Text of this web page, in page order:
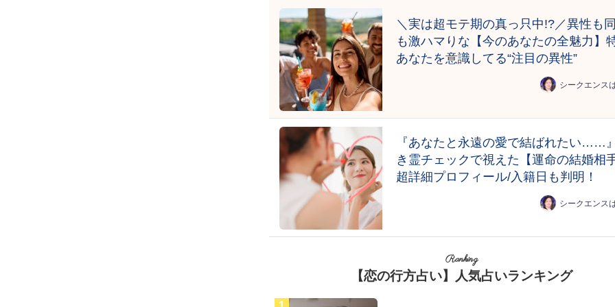
＼実は超モテ期の真っ只中!?／異性も
も激ハマりな【今のあなたの全魅力】
あなたを意識してる“注目の異性”
シークエンス
『あなたと永遠の愛で結ばれたい……
き霊チェックで視えた【運命の結婚相手
超詳細プロフィール/入籍日も判明！
シークエンス
Ranking
【恋の行方占い】人気占いランキング